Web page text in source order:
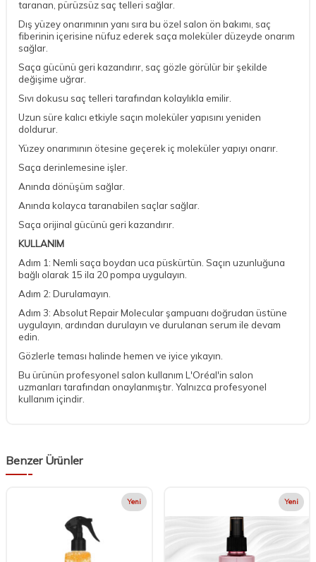
taranan, pürüzsüz saç telleri sağlar. ​
Dış yüzey onarımının yanı sıra bu özel salon ön bakımı, saç
fiberinin içerisine nüfuz ederek saça moleküler düzeyde onarım
sağlar.
Saça gücünü geri kazandırır, saç gözle görülür bir şekilde
değişime uğrar.
Sıvı dokusu saç telleri tarafından kolaylıkla emilir.
Uzun süre kalıcı etkiyle saçın moleküler yapısını yeniden
doldurur.​
Yüzey onarımının ötesine geçerek iç moleküler yapıyı onarır.​
Saça derinlemesine işler.​
Anında dönüşüm sağlar.​
Anında kolayca taranabilen saçlar sağlar.​
Saça orijinal gücünü geri kazandırır.
KULLANIM
Adım 1: Nemli saça boydan uca püskürtün. Saçın uzunluğuna
bağlı olarak 15 ila 20 pompa uygulayın.
Adım 2: Durulamayın.
Adım 3: Absolut Repair Molecular şampuanı doğrudan üstüne
uygulayın, ardından durulayın ve durulanan serum ile devam
edin.
Gözlerle teması halinde hemen ve iyice yıkayın.
Bu ürünün profesyonel salon kullanım L'Oréal'in salon
uzmanları tarafından onaylanmıştır. Yalnızca profesyonel
kullanım içindir.
Benzer Ürünler
Yeni Yeni